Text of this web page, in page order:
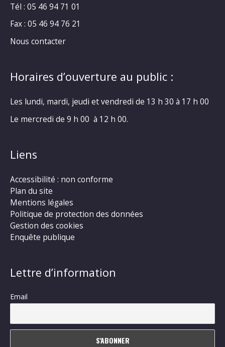
Tél : 05 46 94 71 01
Fax : 05 46 94 76 21
Nous contacter
Horaires d’ouverture au public :
Les lundi, mardi, jeudi et vendredi de 13 h 30 à 17 h 00
Le mercredi de 9 h 00 à 12 h 00.
Liens
Accessibilité : non conforme
Plan du site
Mentions légales
Politique de protection des données
Gestion des cookies
Enquête publique
Lettre d’information
Email